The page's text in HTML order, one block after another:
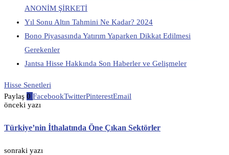
ANONİM ŞİRKETİ
Yıl Sonu Altın Tahmini Ne Kadar? 2024
Bono Piyasasında Yatırım Yaparken Dikkat Edilmesi
Gerekenler
Jantsa Hisse Hakkında Son Haberler ve Gelişmeler
Hisse Senetleri
Paylaş 0 FacebookTwitterPinterestEmail
önceki yazı
Türkiye’nin İthalatında Öne Çıkan Sektörler
sonraki yazı